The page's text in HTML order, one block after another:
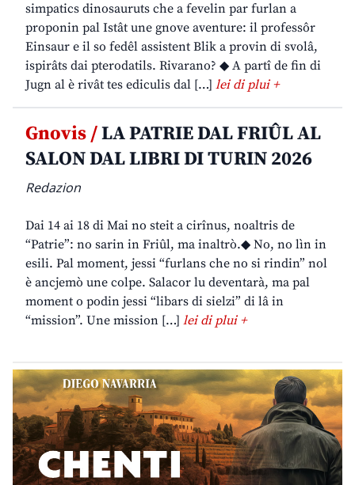
simpatics dinosauruts che a fevelin par furlan a
proponin pal Istât une gnove aventure: il professôr
Einsaur e il so fedêl assistent Blik a provin di svolâ,
ispirâts dai pterodatils. Rivarano? ◆ A partî de fin di
Jugn al è rivât tes ediculis dal […] lei di plui +
Gnovis /LA PATRIE DAL FRIÛL AL
SALON DAL LIBRI DI TURIN 2026
Redazion
Dai 14 ai 18 di Mai no steit a cirînus, noaltris de
“Patrie”: no sarin in Friûl, ma inaltrò.◆ No, no lìn in
esili. Pal moment, jessi “furlans che no si rindin” nol
è ancjemò une colpe. Salacor lu deventarà, ma pal
moment o podin jessi “libars di sielzi” di lâ in
“mission”. Une mission […] lei di plui +